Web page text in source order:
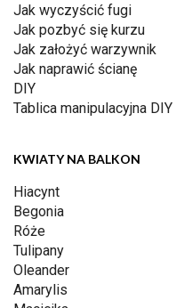
Jak wyczyścić fugi
Jak pozbyć się kurzu
Jak założyć warzywnik
Jak naprawić ścianę
DIY
Tablica manipulacyjna DIY
KWIATY NA BALKON
Hiacynt
Begonia
Róże
Tulipany
Oleander
Amarylis